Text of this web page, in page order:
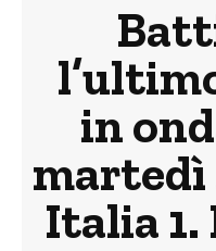
in
martedì
Italia 1.